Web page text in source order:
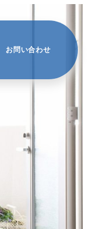
お問い合わせ